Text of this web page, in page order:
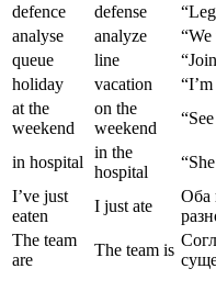
defence
defense
analyse
analyze
“We
queue
line
holiday
vacation
at the
weekend
on the
weekend
in hospital
in the
hospital
I’ve just
eaten
I just ate
Оба
The team
are
The team is